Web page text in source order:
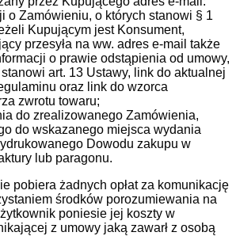
o Zamówieniu, o których stanowi § 1
Kupującym jest Konsument,
przesyła na ww. adres e-mail także
o prawie odstąpienia od umowy,
art. 13 Ustawy, link do aktualnej
oraz link do wzorca
zwrotu towaru;
do zrealizowanego Zamówienia,
do wskazanego miejsca wydania
Dowodu zakupu w
lub paragonu.
pobiera żadnych opłat za komunikację
środków porozumiewania na
poniesie jej koszty w
z umowy jaką zawarł z osobą